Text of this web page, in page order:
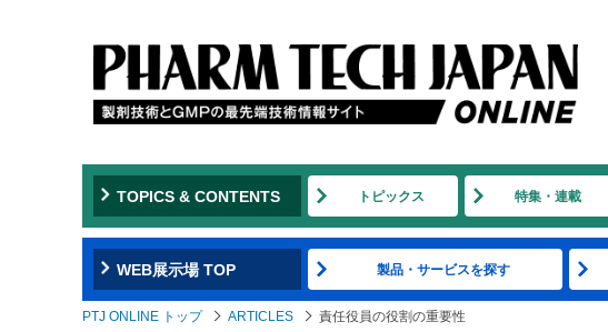
TOPICS & CONTENTS トピックス 特集・連載
WEB展示場 TOP 製品・サービスを探す
PTJ ONLINE トップ ARTICLES 責任役員の役割の重要性